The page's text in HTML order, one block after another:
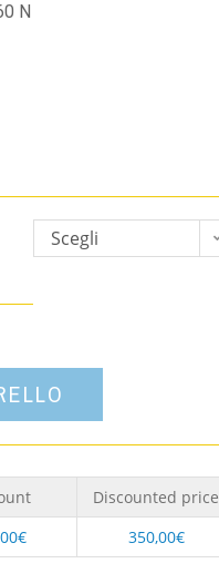
N
Scegli
Discounted price
€ 350,00€